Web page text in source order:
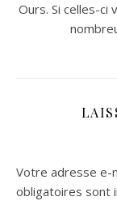
Ours. Si celles-ci
Votre adresse e-
obligatoires sont